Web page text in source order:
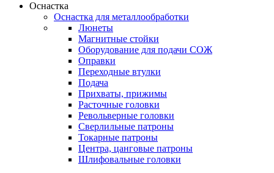
Оснастка
Оснастка для металлообработки
Люнеты
Магнитные стойки
Оборудование для подачи СОЖ
Оправки
Переходные втулки
Подача
Прихваты, прижимы
Расточные головки
Револьверные головки
Сверлильные патроны
Токарные патроны
Центра, цанговые патроны
Шлифовальные головки